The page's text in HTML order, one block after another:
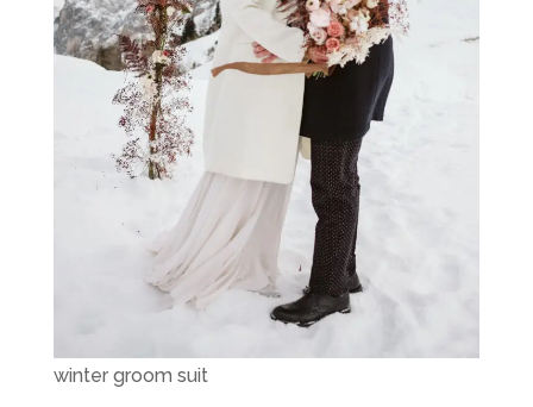
winter groom suit